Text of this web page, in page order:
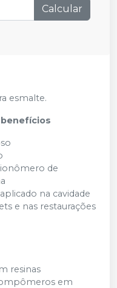
Calcular
esmalte.
de
na cavidade
e nas restaurações
resinas
em